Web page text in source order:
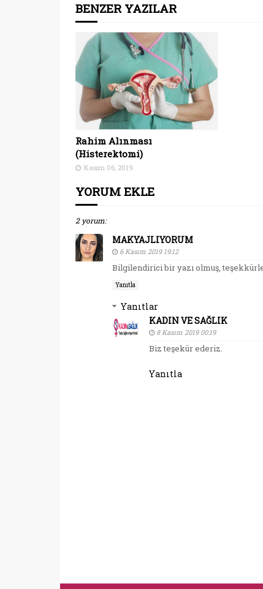
BENZER YAZILAR
Rahim Alınması
(Histerektomi)
Kasım 06, 2019
YORUM EKLE
2 yorum:
MAKYAJLIYORUM
6 Kasım 2019 19:12
Bilgilendirici bir yazı olmuş,
Yanıtla
Yanıtlar
KADIN VE SAĞLIK
8 Kasım 2019 00:19
Biz teşekür ederiz.
Yanıtla